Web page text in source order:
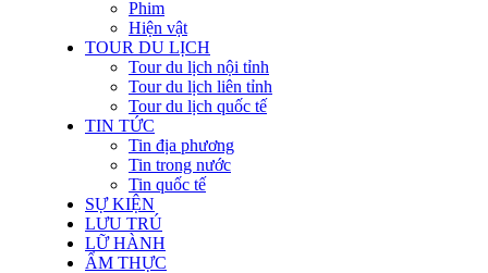
Phim
Hiện vật
TOUR DU LỊCH
Tour du lịch nội tỉnh
Tour du lịch liên tỉnh
Tour du lịch quốc tế
TIN TỨC
Tin địa phương
Tin trong nước
Tin quốc tế
SỰ KIỆN
LƯU TRÚ
LỮ HÀNH
ẨM THỰC